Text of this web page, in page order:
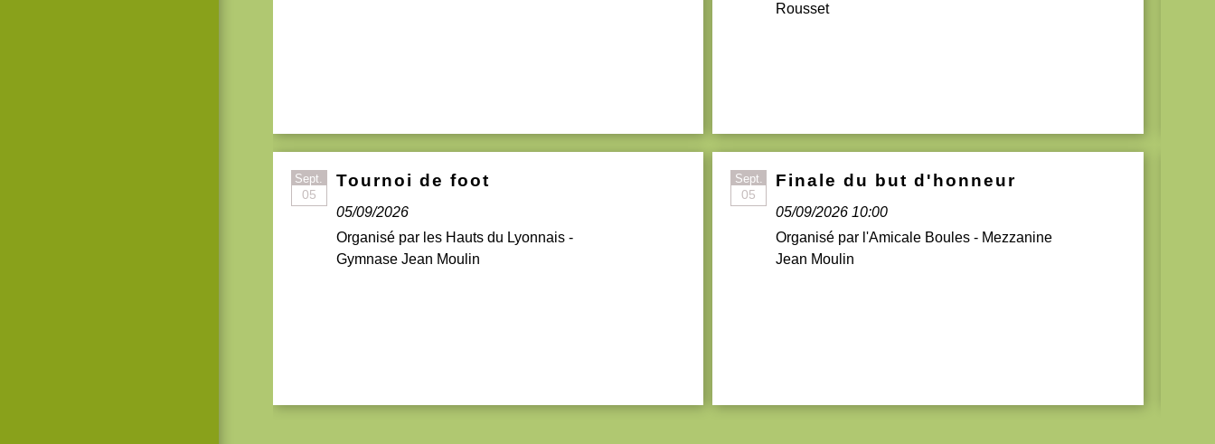
Rousset
Sept.
05
Tournoi de foot
05/09/2026
Organisé par les Hauts du Lyonnais -
Gymnase Jean Moulin
Sept.
05
Finale du but d'honneur
05/09/2026 10:00
Organisé par l'Amicale Boules - Mezzanine
Jean Moulin